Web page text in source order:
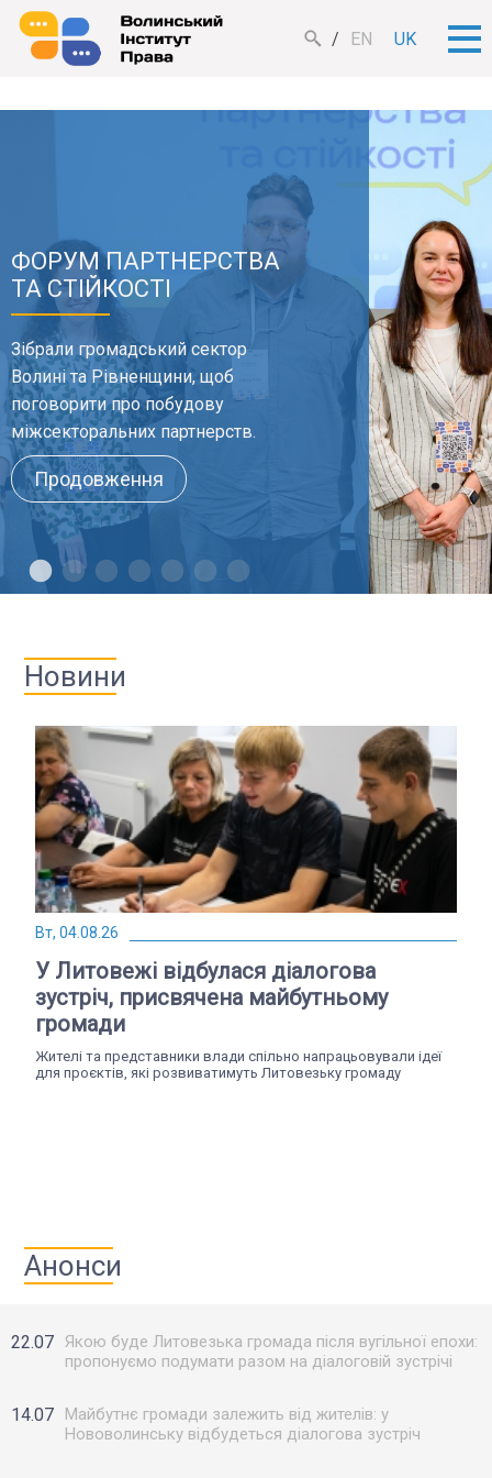
EN UK
ФОРУМ ПАРТНЕРСТВА
ТА СТІЙКОСТІ
Зібрали громадський сектор
Волині та Рівненщини, щоб
поговорити про побудову
міжсекторальних партнерств.
Продовження
Новини
Вт, 04.08.26
У Литовежі відбулася діалогова
зустріч, присвячена майбутньому
громади
Жителі та представники влади спільно напрацьовували ідеї
для проєктів, які розвиватимуть Литовезьку громаду
Анонси
22.07 Якою буде Литовезька громада після вугільної епохи:
пропонуємо подумати разом на діалоговій зустрічі
14.07
Майбутнє громади залежить від жителів: у
Нововолинську відбудеться діалогова зустріч